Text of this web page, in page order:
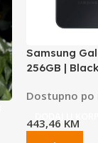
Samsung
256GB |
Dostupno po
443,46 KM